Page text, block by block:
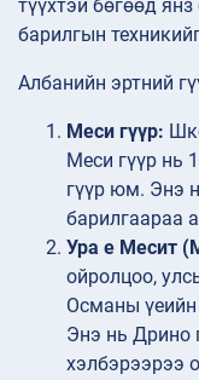
түүхтэй бөгөөд
барилгын
Албанийн эртний
Меси гүүр:
Меси гүүр нь
гүүр юм. Энэ
барилгаараа
Ура е Месит
ойролцоо,
Османы
Энэ нь Дрино
хэлбэрээрээ